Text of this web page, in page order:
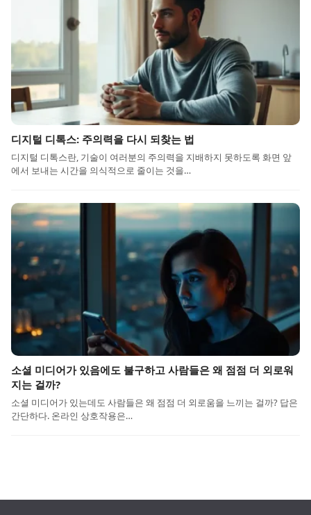
디지털 디톡스: 주의력을 다시 되찾는 법
디지털 디톡스란, 기술이 여러분의 주의력을 지배하지 못하도록 화면 앞
에서 보내는 시간을 의식적으로 줄이는 것을…
소셜 미디어가 있음에도 불구하고 사람들은 왜 점점 더 외로워
지는 걸까?
소셜 미디어가 있는데도 사람들은 왜 점점 더 외로움을 느끼는 걸까? 답은
간단하다. 온라인 상호작용은…